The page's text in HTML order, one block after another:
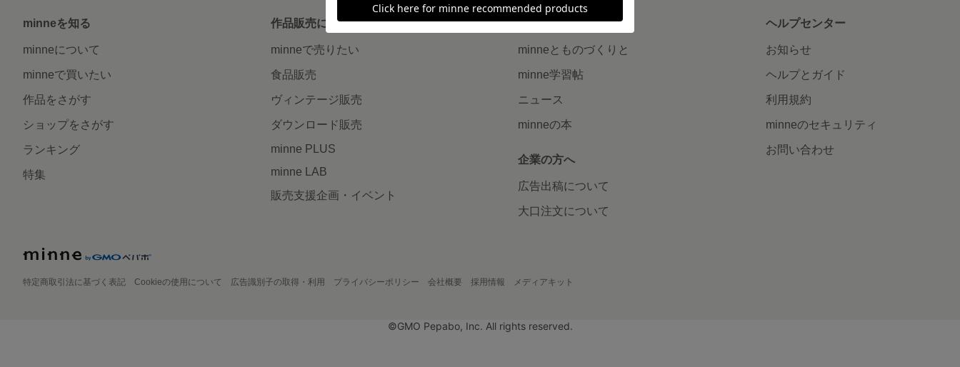
minneを知る
minneについて
minneで買いたい
作品をさがす
ショップをさがす
ランキング
特集
作品販売について
minneで売りたい
食品販売
ヴィンテージ販売
ダウンロード販売
minne PLUS
minne LAB
販売支援企画・イベント
読みもの
minneとものづくりと
minne学習帖
ニュース
minneの本
企業の方へ
広告出稿について
大口注文について
ヘルプセンター
お知らせ
ヘルプとガイド
利用規約
minneのセキュリティ
お問い合わせ
特定商取引法に基づく表記 Cookieの使用について 広告識別子の取得・利用 プライバシーポリシー 会社概要 採用情報 メディアキット
©GMO Pepabo, Inc. All rights reserved.